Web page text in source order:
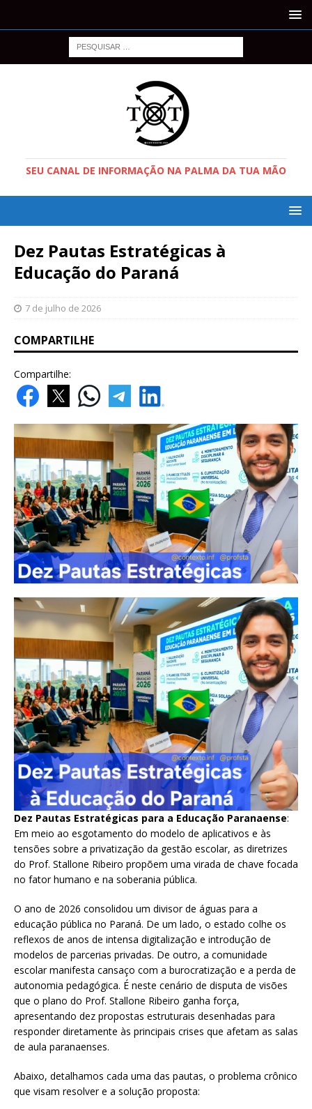
SEU CANAL DE INFORMAÇÃO NA PALMA DA TUA MÃO
Dez Pautas Estratégicas à
Educação do Paraná
7 de julho de 2026
COMPARTILHE
Compartilhe:
Dez Pautas Estratégicas para a Educação Paranaense:
Em meio ao esgotamento do modelo de aplicativos e às
tensões sobre a privatização da gestão escolar, as diretrizes
do Prof. Stallone Ribeiro propõem uma virada de chave focada
no fator humano e na soberania pública.
O ano de 2026 consolidou um divisor de águas para a
educação pública no Paraná. De um lado, o estado colhe os
reflexos de anos de intensa digitalização e introdução de
modelos de parcerias privadas. De outro, a comunidade
escolar manifesta cansaço com a burocratização e a perda de
autonomia pedagógica. É neste cenário de disputa de visões
que o plano do Prof. Stallone Ribeiro ganha força,
apresentando dez propostas estruturais desenhadas para
responder diretamente às principais crises que afetam as salas
de aula paranaenses.
Abaixo, detalhamos cada uma das pautas, o problema crônico
que visam resolver e a solução proposta: